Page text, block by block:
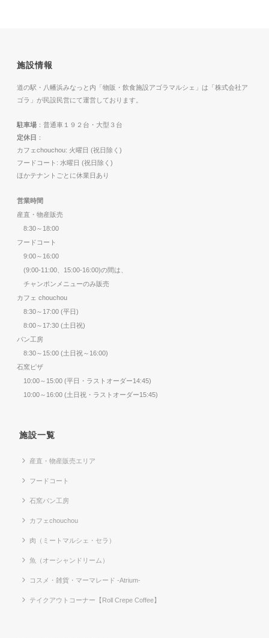
施設情報
道の駅・八幡浜みなっと内「物販・飲食施設アゴラマルシェ」は「株式会社ア
ゴラ」が民設民営にて運営しております。
駐車場 ：普通車１９２台・大型３台
定休日 ：
カフェchouchou: 火曜日 (祝日除く)
フードコート: 水曜日 (祝日除く)
ほかテナントごとに休業日あり
営業時間
産直・物産販売
8:30～18:00
フードコート
9:00～16:00
(9:00-11:00、15:00-16:00)の間は、
チャンポンメニューのみ販売
カフェ chouchou
8:30～17:00 (平日)
8:00～17:30 (土日祝)
パン工房
8:30～15:00 (土日祝～16:00)
石窯ピザ
10:00～15:00 (平日・ラストオーダー14:45)
10:00～16:00 (土日祝・ラストオーダー15:45)
施設一覧
産直・物産販売エリア
フードコート
石窯パン工房
カフェchouchou
肉（ミートマルシェ・セラ）
魚（オーシャンドリーム）
コスメ・雑貨・マーマレード -Atrium-
テイクアウトコーナー【Roll Crepe Coffee】